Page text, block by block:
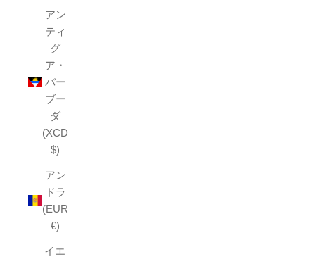
アン
ティ
グ
ア・
バー
ブー
ダ
(XCD
$)
アン
ドラ
(EUR
€)
イエ